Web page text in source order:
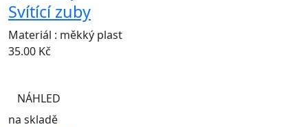
Svítící zuby
Materiál : měkký plast
35.00 Kč
NÁHLED
na skladě